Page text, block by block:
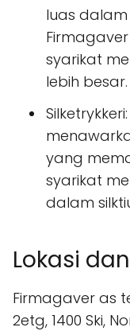
luas
syarikat
lebih besar.
yang
syarikat
dalam
Lokasi
Firmagaver as
2etg, 1400 Ski,